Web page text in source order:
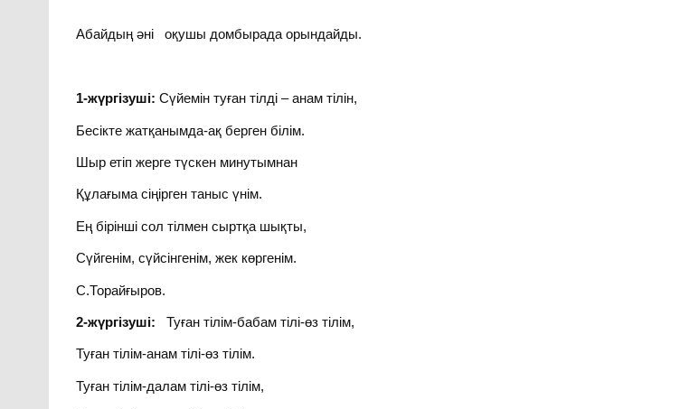
Абайдың әні оқушы домбырада орындайды.
1-жүргізуші: Сүйемін туған тілді – анам тілін,
Бесікте жатқанымда-ақ берген білім.
Шыр етіп жерге түскен минутымнан
Құлағыма сіңірген таныс үнім.
Ең бірінші сол тілмен сыртқа шықты,
Сүйгенім, сүйсінгенім, жек көргенім.
С.Торайғыров.
2-жүргізуші: Туған тілім-бабам тілі-өз тілім,
Туған тілім-анам тілі-өз тілім.
Туған тілім-далам тілі-өз тілім,